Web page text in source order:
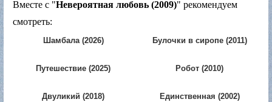
Вместе с "Невероятная любовь (2009)" рекомендуем
смотреть:
Шамбала (2026) Булочки в сиропе (2011)
Путешествие (2025) Робот (2010)
Двуликий (2018) Единственная (2002)